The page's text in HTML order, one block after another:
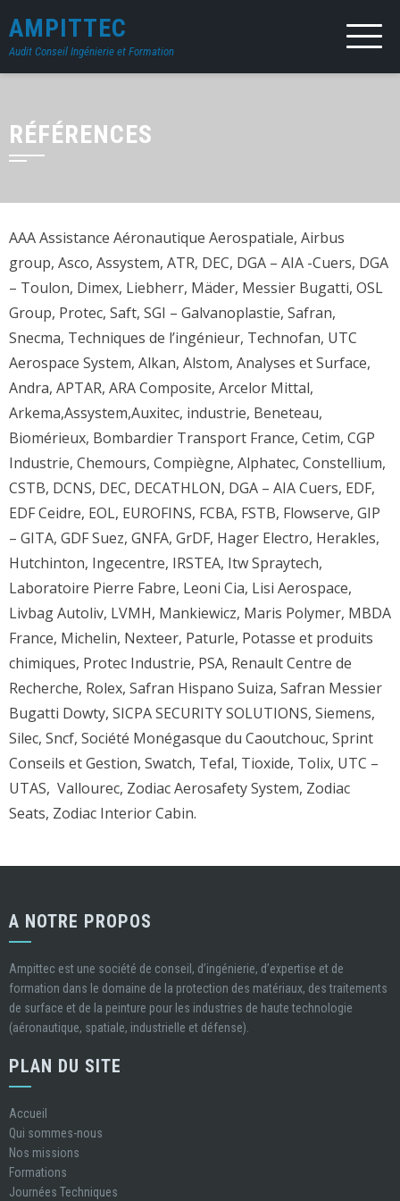
AMPITTEC
Audit Conseil Ingénierie et Formation
RÉFÉRENCES
AAA Assistance Aéronautique Aerospatiale, Airbus
group, Asco, Assystem, ATR, DEC, DGA – AIA -Cuers, DGA
– Toulon, Dimex, Liebherr, Mäder, Messier Bugatti, OSL
Group, Protec, Saft, SGI – Galvanoplastie, Safran,
Snecma, Techniques de l’ingénieur, Technofan, UTC
Aerospace System, Alkan, Alstom, Analyses et Surface,
Andra, APTAR, ARA Composite, Arcelor Mittal,
Arkema,Assystem,Auxitec, industrie, Beneteau,
Biomérieux, Bombardier Transport France, Cetim, CGP
Industrie, Chemours, Compiègne, Alphatec, Constellium,
CSTB, DCNS, DEC, DECATHLON, DGA – AIA Cuers, EDF,
EDF Ceidre, EOL, EUROFINS, FCBA, FSTB, Flowserve, GIP
– GITA, GDF Suez, GNFA, GrDF, Hager Electro, Herakles,
Hutchinton, Ingecentre, IRSTEA, Itw Spraytech,
Laboratoire Pierre Fabre, Leoni Cia, Lisi Aerospace,
Livbag Autoliv, LVMH, Mankiewicz, Maris Polymer, MBDA
France, Michelin, Nexteer, Paturle, Potasse et produits
chimiques, Protec Industrie, PSA, Renault Centre de
Recherche, Rolex, Safran Hispano Suiza, Safran Messier
Bugatti Dowty, SICPA SECURITY SOLUTIONS, Siemens,
Silec, Sncf, Société Monégasque du Caoutchouc, Sprint
Conseils et Gestion, Swatch, Tefal, Tioxide, Tolix, UTC –
UTAS, Vallourec, Zodiac Aerosafety System, Zodiac
Seats, Zodiac Interior Cabin.
A NOTRE PROPOS
Ampittec est une société de conseil, d’ingénierie, d’expertise et de
formation dans le domaine de la protection des matériaux, des traitements
de surface et de la peinture pour les industries de haute technologie
(aéronautique, spatiale, industrielle et défense).
PLAN DU SITE
Accueil
Qui sommes-nous
Nos missions
Formations
Journées Techniques